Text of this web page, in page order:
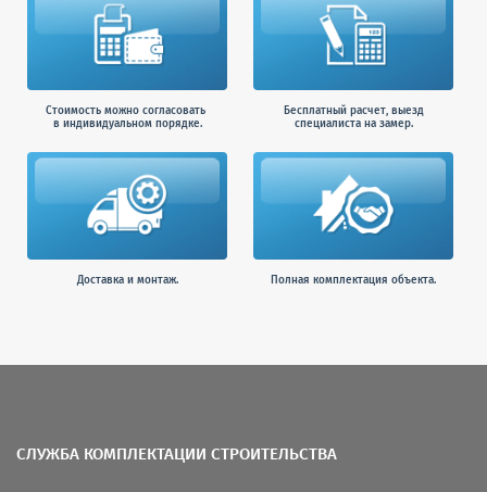
Стоимость можно согласовать
в индивидуальном порядке.
Бесплатный расчет, выезд
специалиста на замер.
Доставка и монтаж. Полная комплектация объекта.
СЛУЖБА КОМПЛЕКТАЦИИ СТРОИТЕЛЬСТВА